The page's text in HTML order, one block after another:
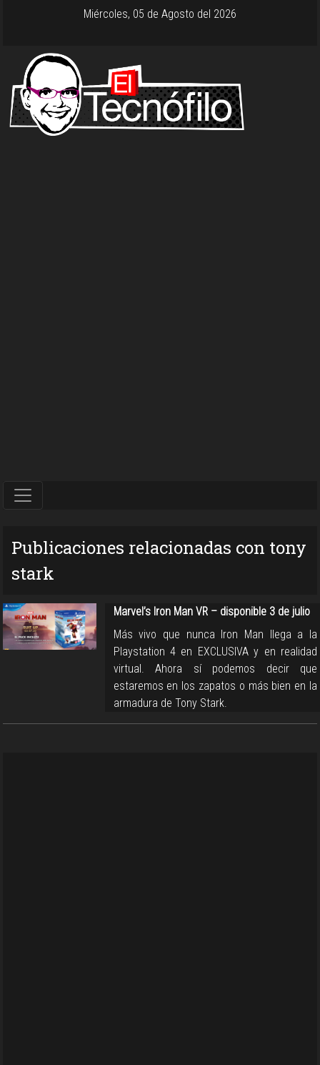
Miércoles, 05 de Agosto del 2026
Publicaciones relacionadas con tony
stark
Marvel’s Iron Man VR – disponible 3 de julio
Más vivo que nunca Iron Man llega a la
Playstation 4 en EXCLUSIVA y en realidad
virtual. Ahora sí podemos decir que
estaremos en los zapatos o más bien en la
armadura de Tony Stark.